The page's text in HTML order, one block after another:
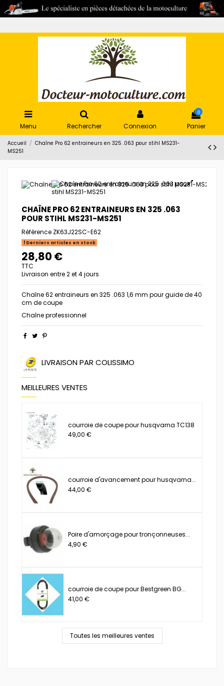
Menu Rechercher Connexion
0
Panier
Accueil
Chaîne Pro 62 entraineurs en 325 .063 pour stihl MS231-
MS251
CHAÎNE PRO 62 ENTRAINEURS EN 325 .063
POUR STIHL MS231-MS251
Référence ZK63J22SC-E62
Derniers articles en stock
28,80 €
TTC
Livraison entre 2 et 4 jours
Chaîne 62 entraineurs en 325 .063 1,6 mm pour guide de 40
cm de coupe
Chaîne professionnel
LIVRAISON PAR COLISSIMO
MEILLEURES VENTES
courroie de coupe pour husqvarna TC138
49,00 €
courroie d'avancement pour husqvarna...
44,00 €
Poire d'amorçage pour tronçonneuses...
4,90 €
courroie de coupe pour Bestgreen BG...
41,00 €
Toutes les meilleures ventes